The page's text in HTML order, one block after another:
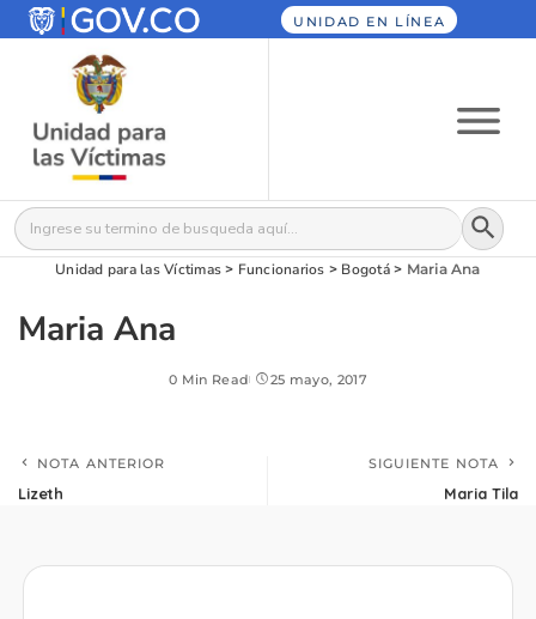
UNIDAD EN LÍNEA
Buscar: Botón
Unidad para las Víctimas > Funcionarios > Bogotá> Maria Ana
Maria Ana
0 Min Read 25 mayo, 2017
NOTA ANTERIOR
Lizeth
SIGUIENTE NOTA
Maria Tila